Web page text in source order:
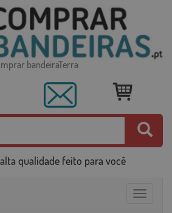
bandeiraTerra
qualidade feito para você
Toggle